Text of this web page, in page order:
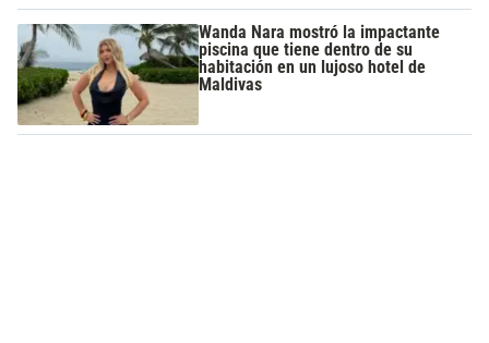
Wanda Nara mostró la impactante
piscina que tiene dentro de su
habitación en un lujoso hotel de
Maldivas